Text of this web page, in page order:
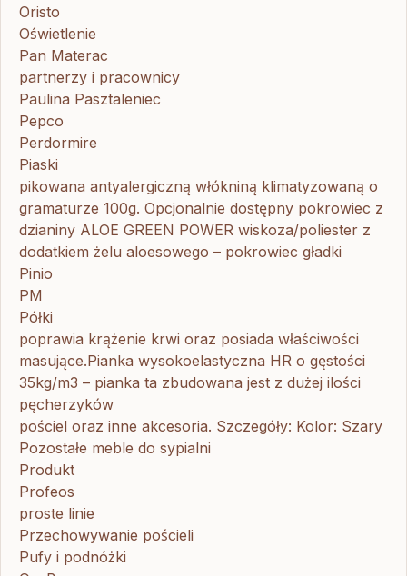
Oristo
Oświetlenie
Pan Materac
partnerzy i pracownicy
Paulina Pasztaleniec
Pepco
Perdormire
Piaski
pikowana antyalergiczną włókniną klimatyzowaną o
gramaturze 100g. Opcjonalnie dostępny pokrowiec z
dzianiny ALOE GREEN POWER wiskoza/poliester z
dodatkiem żelu aloesowego – pokrowiec gładki
Pinio
PM
Półki
poprawia krążenie krwi oraz posiada właściwości
masujące.Pianka wysokoelastyczna HR o gęstości
35kg/m3 – pianka ta zbudowana jest z dużej ilości
pęcherzyków
pościel oraz inne akcesoria. Szczegóły: Kolor: Szary
Pozostałe meble do sypialni
Produkt
Profeos
proste linie
Przechowywanie pościeli
Pufy i podnóżki